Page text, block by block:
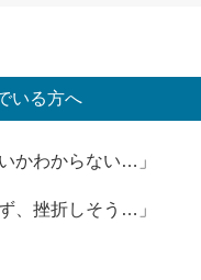
いる方へ
かわからない…」
、挫折しそう…」